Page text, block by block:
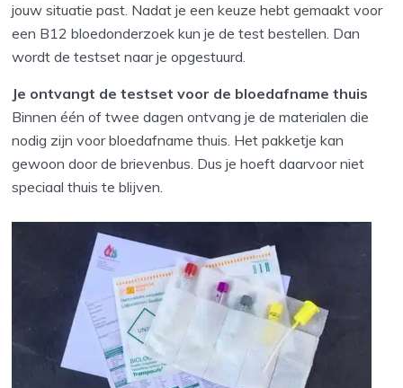
jouw situatie past. Nadat je een keuze hebt gemaakt voor
een B12 bloedonderzoek kun je de test bestellen. Dan
wordt de testset naar je opgestuurd.
Je ontvangt de testset voor de bloedafname thuis
Binnen één of twee dagen ontvang je de materialen die
nodig zijn voor bloedafname thuis. Het pakketje kan
gewoon door de brievenbus. Dus je hoeft daarvoor niet
speciaal thuis te blijven.